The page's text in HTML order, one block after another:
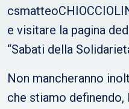
e visitare la pagina
“Sabati della
Non mancheranno
che stiamo